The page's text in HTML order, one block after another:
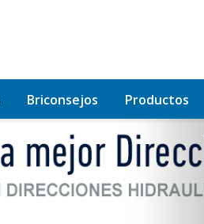
Briconsejos Productos